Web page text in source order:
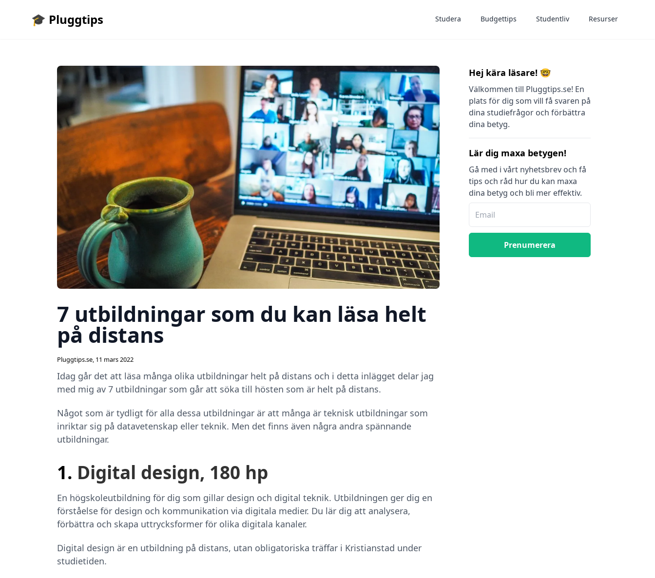
🎓 Pluggtips Studera Budgettips Studentliv Resurser
7 utbildningar som du kan läsa helt
på distans
Pluggtips.se, 11 mars 2022
Idag går det att läsa många olika utbildningar helt på distans och i detta inlägget delar jag
med mig av 7 utbildningar som går att söka till hösten som är helt på distans.
Något som är tydligt för alla dessa utbildningar är att många är teknisk utbildningar som
inriktar sig på datavetenskap eller teknik. Men det finns även några andra spännande
utbildningar.
1. Digital design, 180 hp
En högskoleutbildning för dig som gillar design och digital teknik. Utbildningen ger dig en
förståelse för design och kommunikation via digitala medier. Du lär dig att analysera,
förbättra och skapa uttrycksformer för olika digitala kanaler.
Digital design är en utbildning på distans, utan obligatoriska träffar i Kristianstad under
studietiden.
Hej kära läsare! 🤓
Välkommen till Pluggtips.se! En
plats för dig som vill få svaren på
dina studiefrågor och förbättra
dina betyg.
Lär dig maxa betygen!
Gå med i vårt nyhetsbrev och få
tips och råd hur du kan maxa
dina betyg och bli mer effektiv.
Prenumerera